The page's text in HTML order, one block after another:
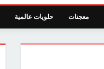
معجنات حلويات عالمية